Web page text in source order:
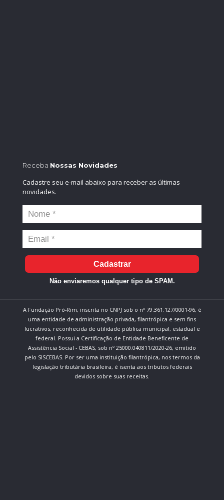
Receba Nossas Novidades
Cadastre seu e-mail abaixo para receber as últimas
novidades.
Cadastrar
Não enviaremos qualquer tipo de SPAM.
A Fundação Pró-Rim, inscrita no CNPJ sob o nº 79.361.127/0001-96, é
uma entidade de administração privada, filantrópica e sem fins
lucrativos, reconhecida de utilidade pública municipal, estadual e
federal. Possui a Certificação de Entidade Beneficente de
Assistência Social - CEBAS, sob nº 25000.040811/2020-26, emitido
pelo SISCEBAS. Por ser uma instituição filantrópica, nos termos da
legislação tributária brasileira, é isenta aos tributos federais
devidos sobre suas receitas.